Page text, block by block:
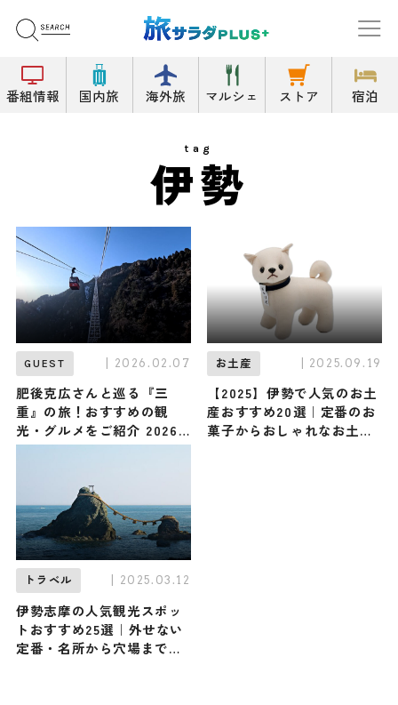
番組情報 国内旅 海外旅 マルシェ ストア 宿泊
tag
伊勢
GUEST | 2026.02.07
肥後克広さんと巡る『三
重』の旅！おすすめの観
光・グルメをご紹介 2026
年2月7日放送
お土産 | 2025.09.19
【2025】伊勢で人気のお土
産おすすめ20選｜定番のお
菓子からおしゃれなお土
トラベル | 2025.03.12
伊勢志摩の人気観光スポッ
トおすすめ25選｜外せない
定番・名所から穴場まで見